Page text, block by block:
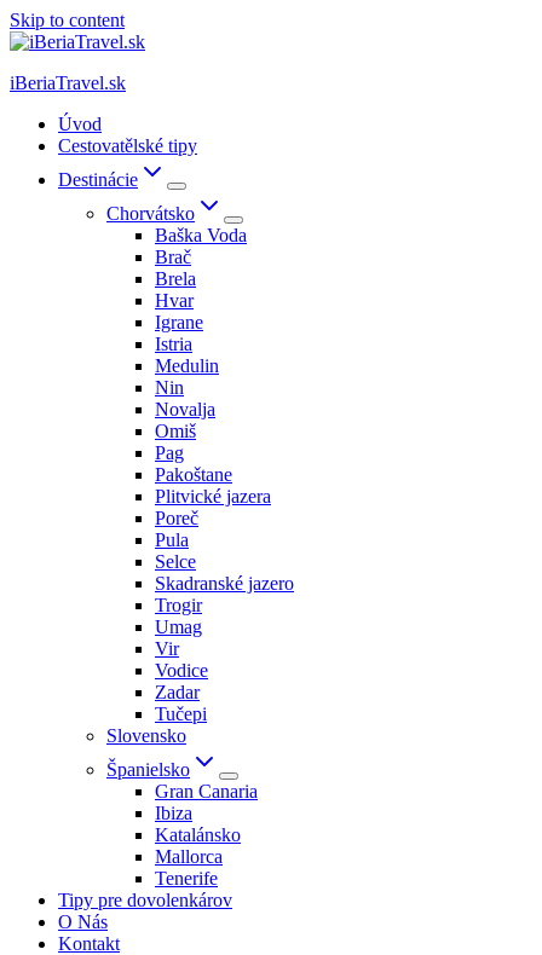
Skip to content
iBeriaTravel.sk
Úvod
Cestovatělské tipy
Destinácie
Chorvátsko
Baška Voda
Brač
Brela
Hvar
Igrane
Istria
Medulin
Nin
Novalja
Omiš
Pag
Pakoštane
Plitvické jazera
Poreč
Pula
Selce
Skadranské jazero
Trogir
Umag
Vir
Vodice
Zadar
Tučepi
Slovensko
Španielsko
Gran Canaria
Ibiza
Katalánsko
Mallorca
Tenerife
Tipy pre dovolenkárov
O Nás
Kontakt